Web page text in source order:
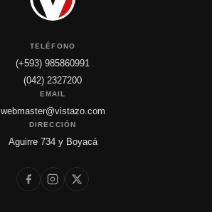
TELÉFONO
(+593) 985860991
(042) 2327200
EMAIL
webmaster@vistazo.com
DIRECCIÓN
Aguirre 734 y Boyacá